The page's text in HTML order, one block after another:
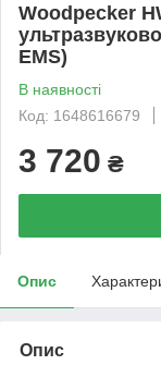
Woodpecker
EMS)
В наявності
Код: 1648616679
3 720 ₴
Опис
Опис